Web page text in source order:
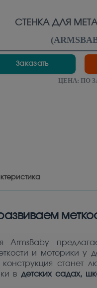
СТЕНКА ДЛЯ
(
Заказать
ЦЕНА: ПО
ArmsBaby
и моторики у
станет
в детских садах,